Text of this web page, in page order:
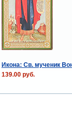
Икона: Св. мученик
139.00 руб.